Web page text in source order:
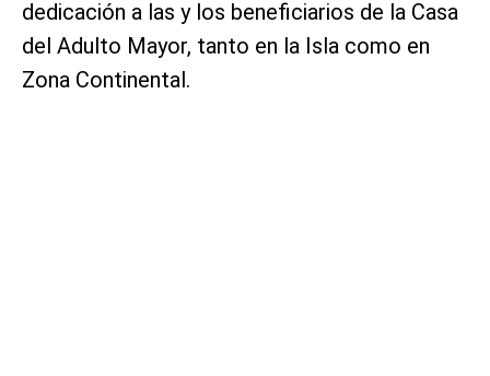
dedicación a las y los beneficiarios de la Casa
del Adulto Mayor, tanto en la Isla como en
Zona Continental.